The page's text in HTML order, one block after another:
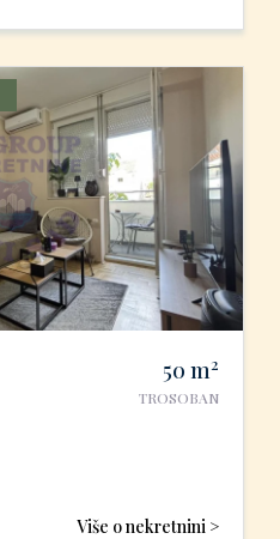
50 m2
TROSOBAN
Više o nekretnini >